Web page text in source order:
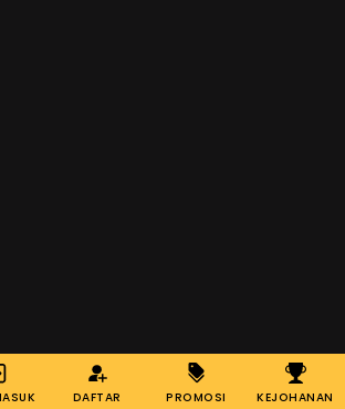
DAFTAR PROMOSI KEJOHANAN